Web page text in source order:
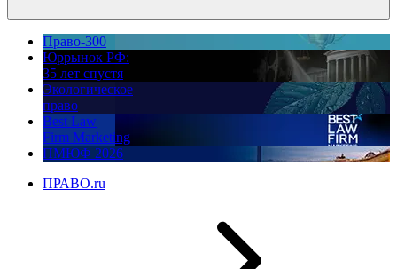
Право-300
Юррынок РФ:
35 лет спустя
Экологическое
право
Best Law
Firm Marketing
ПМЮФ 2026
ПРАВО.ru